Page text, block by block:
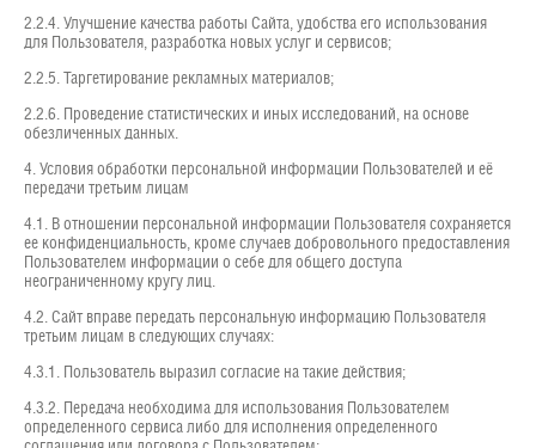
2.2.4. Улучшение качества работы Сайта, удобства его использования
для Пользователя, разработка новых услуг и сервисов;
2.2.5. Таргетирование рекламных материалов;
2.2.6. Проведение статистических и иных исследований, на основе
обезличенных данных.
4. Условия обработки персональной информации Пользователей и её
передачи третьим лицам
4.1. В отношении персональной информации Пользователя сохраняется
ее конфиденциальность, кроме случаев добровольного предоставления
Пользователем информации о себе для общего доступа
неограниченному кругу лиц.
4.2. Сайт вправе передать персональную информацию Пользователя
третьим лицам в следующих случаях:
4.3.1. Пользователь выразил согласие на такие действия;
4.3.2. Передача необходима для использования Пользователем
определенного сервиса либо для исполнения определенного